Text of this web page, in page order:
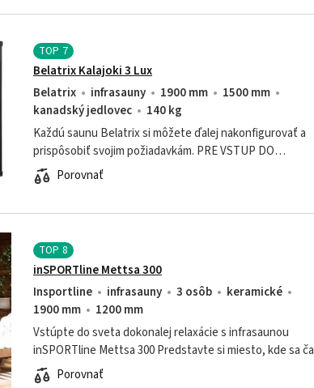
TOP 7
Belatrix Kalajoki 3 Lux
Belatrix
infrasauny 1900 mm
1500 mm
kanadský jedlovec
140 kg
Každú saunu Belatrix si môžete ďalej nakonfigurovať a
prispôsobiť svojim požiadavkám. PRE VSTUP DO
KONFIGURÁTORA VLOŽTE POŽADOVANÚ
KOŠÍKA. Následne sa Vám...
Porovnať
TOP8
inSPORTline Mettsa 300
Insportline
infrasauny 3 osôb
keramické
1900 mm
1200 mm
Vstúpte do sveta dokonalej relaxácie s infrasaunou
inSPORTline Mettsa 300 Predstavte si miesto, kde sa
spomalí a vy sa môžete sústrediť na starostlivosť o svoje
Porovnať